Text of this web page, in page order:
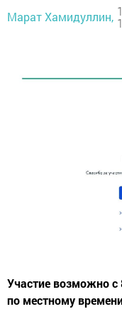
Марат Хамидуллин,
Участие возможно c
по местному